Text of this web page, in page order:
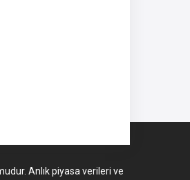
Anlık piyasa verileri ve